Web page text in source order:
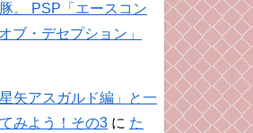
。 PSP「エースコン
ブ・デセプション」
矢アスガルド編」と一
みよう！その3 に た